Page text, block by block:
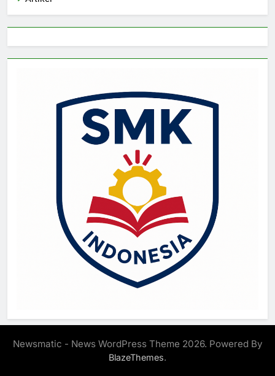
Newsmatic - News WordPress Theme 2026. Powered By
BlazeThemes.